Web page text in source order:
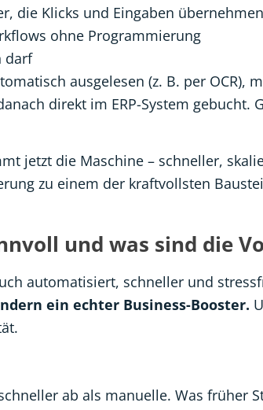
die Klicks und Eingaben übernehmen
ohne Programmierung
darf
ausgelesen (z. B. per OCR),
direkt im ERP-System gebucht.
jetzt die Maschine – schneller,
zu einem der kraftvollsten
und was sind die
automatisiert, schneller und
ein echter Business-Booster.
ab als manuelle. Was früher